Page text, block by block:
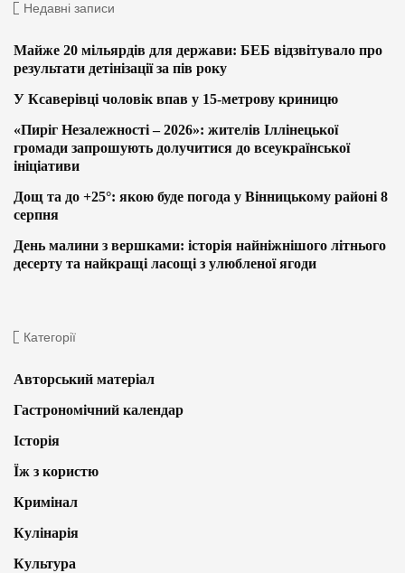
Недавні записи
Майже 20 мільярдів для держави: БЕБ відзвітувало про
результати детінізації за пів року
У Ксаверівці чоловік впав у 15-метрову криницю
«Пиріг Незалежності – 2026»: жителів Іллінецької
громади запрошують долучитися до всеукраїнської
ініціативи
Дощ та до +25°: якою буде погода у Вінницькому районі 8
серпня
День малини з вершками: історія найніжнішого літнього
десерту та найкращі ласощі з улюбленої ягоди
Категорії
Авторський матеріал
Гастрономічний календар
Історія
Їж з користю
Кримінал
Кулінарія
Культура